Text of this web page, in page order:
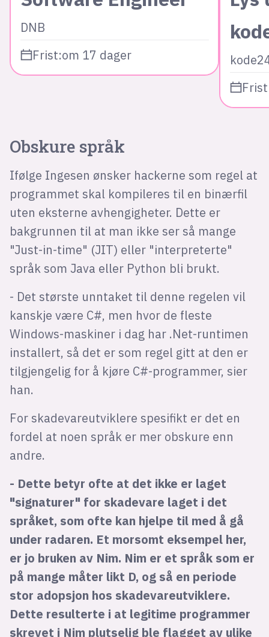
DNB
Frist:om 17 dager
Obskure språk
Ifølge Ingesen ønsker hackerne som regel at
programmet skal kompileres til en binærfil
uten eksterne avhengigheter. Dette er
bakgrunnen til at man ikke ser så mange
"Just-in-time" (JIT) eller "interpreterte"
språk som Java eller Python bli brukt.
- Det største unntaket til denne regelen vil
kanskje være C#, men hvor de fleste
Windows-maskiner i dag har .Net-runtimen
installert, så det er som regel gitt at den er
tilgjengelig for å kjøre C#-programmer, sier
han.
For skadevareutviklere spesifikt er det en
fordel at noen språk er mer obskure enn
andre.
- Dette betyr ofte at det ikke er laget
"signaturer" for skadevare laget i det
språket, som ofte kan hjelpe til med å gå
under radaren. Et morsomt eksempel her,
er jo bruken av Nim. Nim er et språk som er
på mange måter likt D, og så en periode
stor adopsjon hos skadevareutviklere.
Dette resulterte i at legitime programmer
skrevet i Nim plutselig ble flagget av ulike